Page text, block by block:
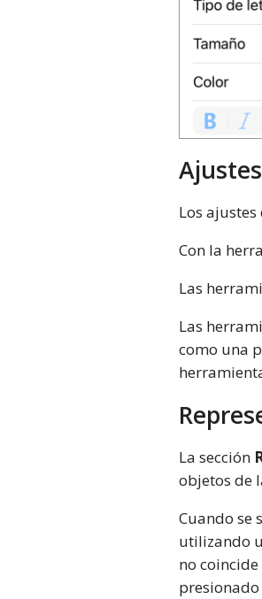
Los ajustes
Con la
Las
Las
como una
La sección
objetos de
Cuando se
utilizando
no